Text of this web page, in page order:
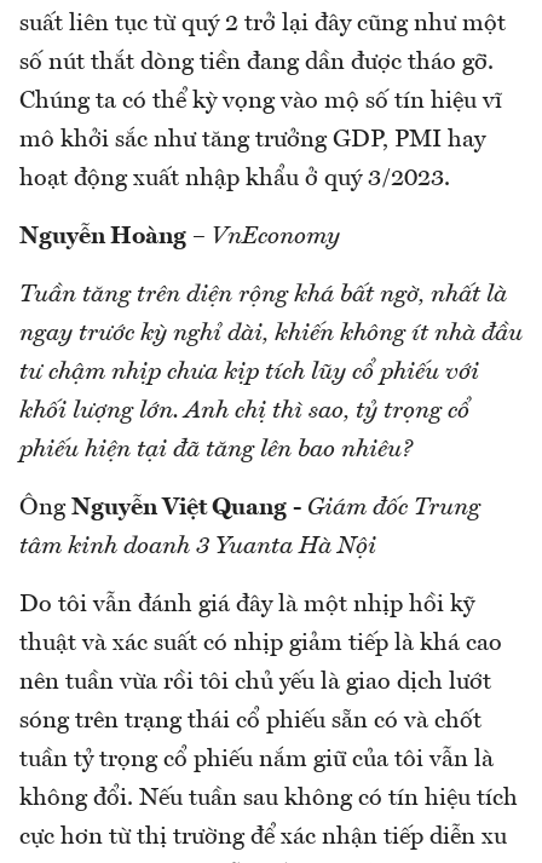
suất liên tục từ quý 2 trở lại đây cũng như một
số nút thắt dòng tiền đang dần được tháo gỡ.
Chúng ta có thể kỳ vọng vào mộ số tín hiệu vĩ
mô khởi sắc như tăng trưởng GDP, PMI hay
hoạt động xuất nhập khẩu ở quý 3/2023.
Nguyễn Hoàng – VnEconomy
Tuần tăng trên diện rộng khá bất ngờ, nhất là
ngay trước kỳ nghỉ dài, khiến không ít nhà đầu
tư chậm nhịp chưa kịp tích lũy cổ phiếu với
khối lượng lớn. Anh chị thì sao, tỷ trọng cổ
phiếu hiện tại đã tăng lên bao nhiêu?
Ông Nguyễn Việt Quang - Giám đốc Trung
tâm kinh doanh 3 Yuanta Hà Nội
Do tôi vẫn đánh giá đây là một nhịp hồi kỹ
thuật và xác suất có nhịp giảm tiếp là khá cao
nên tuần vừa rồi tôi chủ yếu là giao dịch lướt
sóng trên trạng thái cổ phiếu sẵn có và chốt
tuần tỷ trọng cổ phiếu nắm giữ của tôi vẫn là
không đổi. Nếu tuần sau không có tín hiệu tích
cực hơn từ thị trường để xác nhận tiếp diễn xu